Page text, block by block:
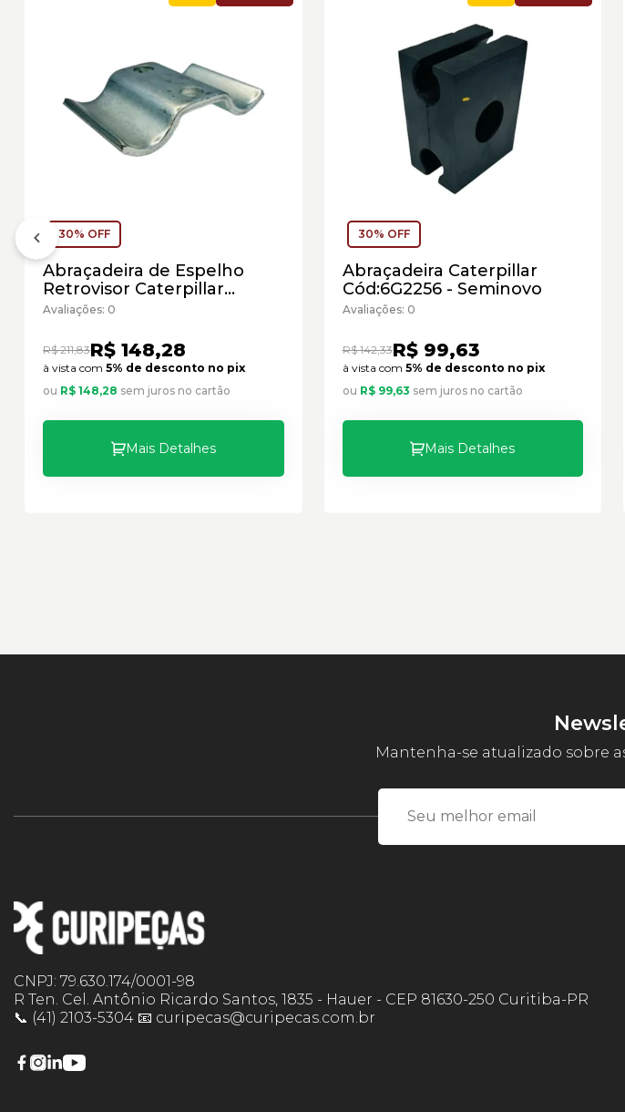
30% OFF
Abraçadeira de Espelho
Retrovisor Caterpillar
Cód:1087550 - Seminovo
Avaliações: 0
R$ 211,83R$ 148,28
à vista com 5% de desconto no pix
ou R$ 148,28 sem juros no cartão
Mais Detalhes
30% OFF
Abraçadeira Caterpillar
Cód:6G2256 - Seminovo
Avaliações: 0
R$ 142,33R$ 99,63
à vista com 5% de desconto no pix
ou R$ 99,63 sem juros no cartão
Mais Detalhes
Mantenha-se atualizado sobre
CNPJ: 79.630.174/0001-98
R Ten. Cel. Antônio Ricardo Santos, 1835 - Hauer - CEP 81630-250 Curitiba-PR
📞 (41) 2103-5304 📧 curipecas@curipecas.com.br